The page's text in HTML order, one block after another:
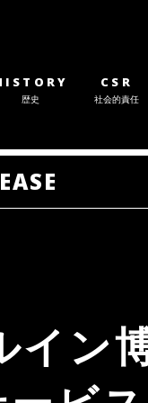
歴史
CSR
社会的責任
イン